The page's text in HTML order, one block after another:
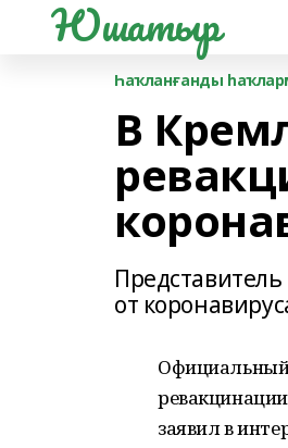
Юшатыр
Һаҡланғанды
В
от
Официальный
заявил в